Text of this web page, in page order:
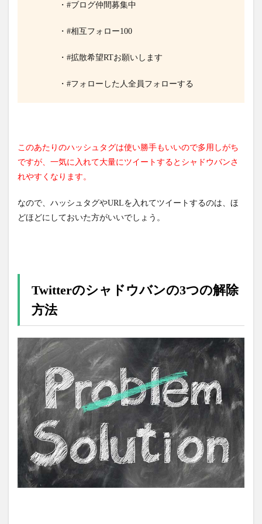
・#ブログ仲間募集中
・#相互フォロー100
・#拡散希望RTお願いします
・#フォローした人全員フォローする
このあたりのハッシュタグは使い勝手もいいので多用しがち
ですが、一気に入れて大量にツイートするとシャドウバンさ
れやすくなります。
なので、ハッシュタグやURLを入れてツイートするのは、ほ
どほどにしておいた方がいいでしょう。
Twitterのシャドウバンの3つの解除
方法